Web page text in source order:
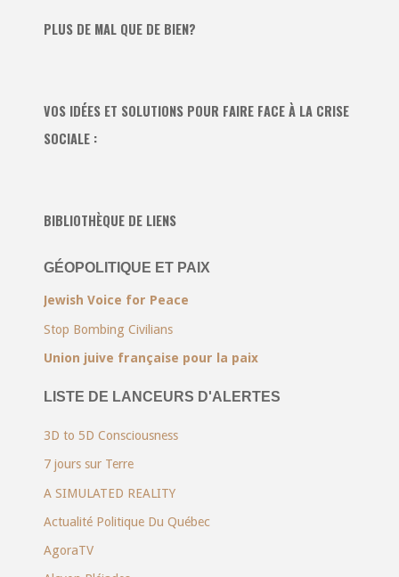
PLUS DE MAL QUE DE BIEN?
VOS IDÉES ET SOLUTIONS POUR FAIRE FACE À LA CRISE
SOCIALE :
BIBLIOTHÈQUE DE LIENS
GÉOPOLITIQUE ET PAIX
Jewish Voice for Peace
Stop Bombing Civilians
Union juive française pour la paix
LISTE DE LANCEURS D'ALERTES
3D to 5D Consciousness
7 jours sur Terre
A SIMULATED REALITY
Actualité Politique Du Québec
AgoraTV